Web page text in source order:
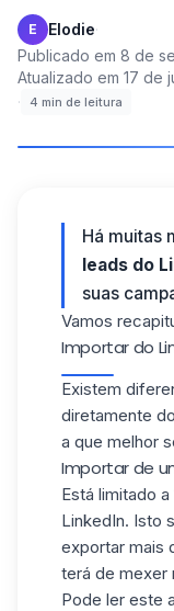
E Elodie·
Publicado em 8 de
Atualizado em 17 de
·
4 min de leitura
Há muitas
leads do
suas
Vamos
Importar do
Existem
diretamente
a que melhor
Importar de
Está limitado
LinkedIn. Isto
exportar mais
terá de mexer
Pode ler este